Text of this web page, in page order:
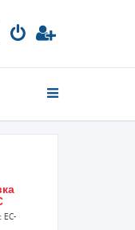
Расширенный поиск
EC-